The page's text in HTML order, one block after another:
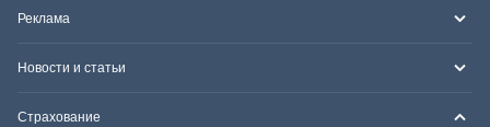
Реклама
Новости и статьи
Страхование